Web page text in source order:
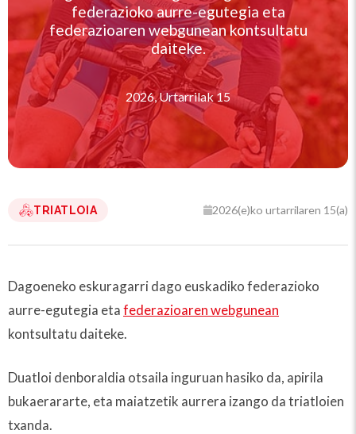
federazioko aurre-egutegia eta
federazioaren webgunean kontsultatu
daiteke.
2026, Urtarrilak 15
TRIATLOIA 2026(e)ko urtarrilaren 15(a)
Dagoeneko eskuragarri dago euskadiko federazioko
aurre-egutegia etafederazioaren webgunean
kontsultatu daiteke.
Duatloi denboraldia otsaila inguruan hasiko da, apirila
bukaerararte, eta maiatzetik aurrera izango da triatloien
txanda.